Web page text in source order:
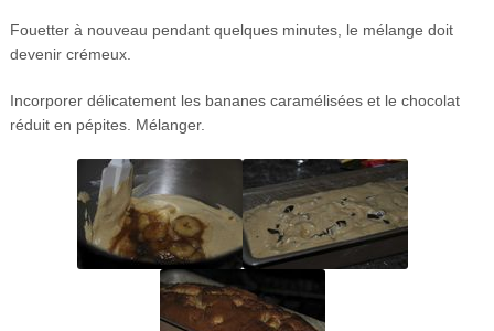
Fouetter à nouveau pendant quelques minutes, le mélange doit
devenir crémeux.
Incorporer délicatement les bananes caramélisées et le chocolat
réduit en pépites. Mélanger.